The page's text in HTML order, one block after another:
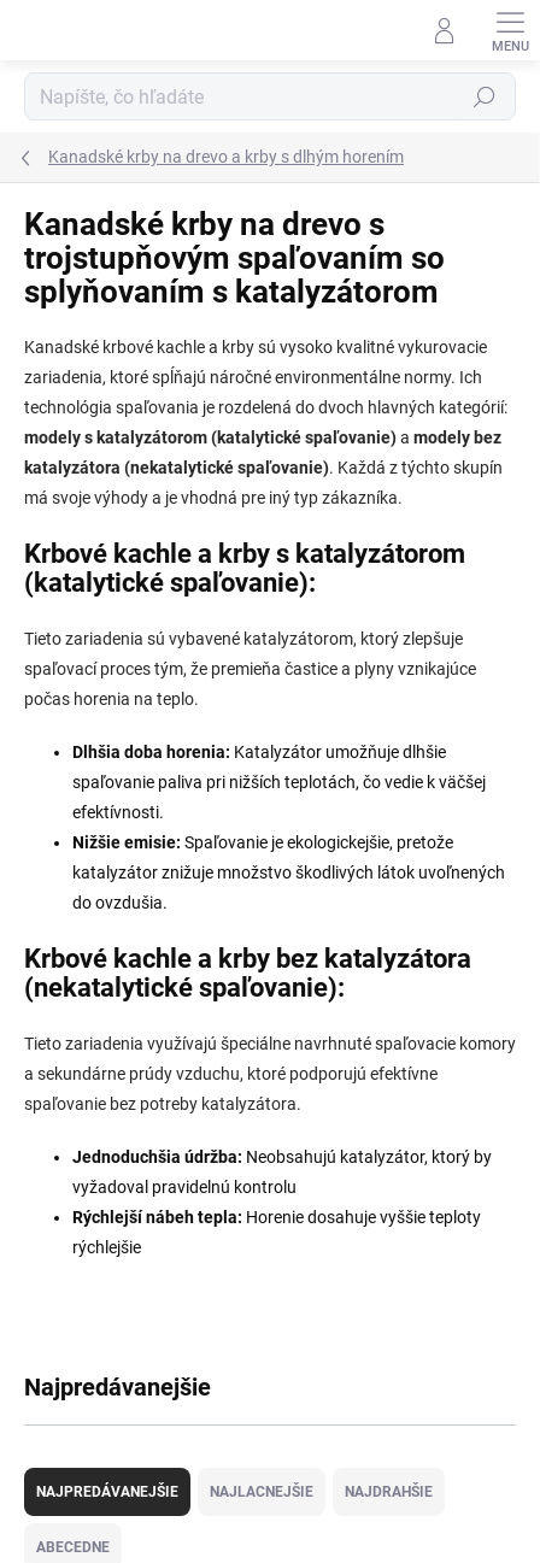
Hľadať
Kanadské krby na drevo a krby s dlhým horením
Kanadské krby na drevo s
trojstupňovým spaľovaním so
splyňovaním s katalyzátorom
Kanadské krbové kachle a krby sú vysoko kvalitné vykurovacie
zariadenia, ktoré spĺňajú náročné environmentálne normy. Ich
technológia spaľovania je rozdelená do dvoch hlavných kategórií:
modely s katalyzátorom (katalytické spaľovanie)a modely bez
katalyzátora (nekatalytické spaľovanie). Každá z týchto skupín
má svoje výhody a je vhodná pre iný typ zákazníka.
Krbové kachle a krby s katalyzátorom
(katalytické spaľovanie):
Tieto zariadenia sú vybavené katalyzátorom, ktorý zlepšuje
spaľovací proces tým, že premieňa častice a plyny vznikajúce
počas horenia na teplo.
Dlhšia doba horenia: Katalyzátor umožňuje dlhšie
spaľovanie paliva pri nižších teplotách, čo vedie k väčšej
efektívnosti.
Nižšie emisie: Spaľovanie je ekologickejšie, pretože
katalyzátor znižuje množstvo škodlivých látok uvoľnených
do ovzdušia.
Krbové kachle a krby bez katalyzátora
(nekatalytické spaľovanie):
Tieto zariadenia využívajú špeciálne navrhnuté spaľovacie komory
a sekundárne prúdy vzduchu, ktoré podporujú efektívne
spaľovanie bez potreby katalyzátora.
Jednoduchšia údržba: Neobsahujú katalyzátor, ktorý by
vyžadoval pravidelnú kontrolu
Rýchlejší nábeh tepla: Horenie dosahuje vyššie teploty
rýchlejšie
Najpredávanejšie
R
d
NAJPREDÁVANEJŠIE NAJLACNEJŠIE NAJDRAHŠIE
ABECEDNE